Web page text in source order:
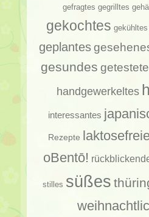
gefragtes gegrilltes
gekochtes gekühltes
geplantes
gesundes
handgewerkeltes
interessantes
Rezepte
oBentō!
stilles süßes